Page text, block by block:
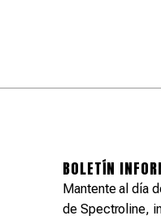
BOLETÍN
Mantente al día
de Spectroline,